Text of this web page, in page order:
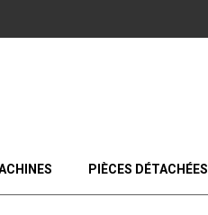
PIÈCES DÉTACHÉES